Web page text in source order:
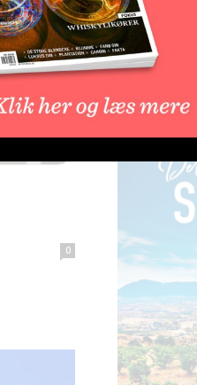
0
Læs mere
betingelser